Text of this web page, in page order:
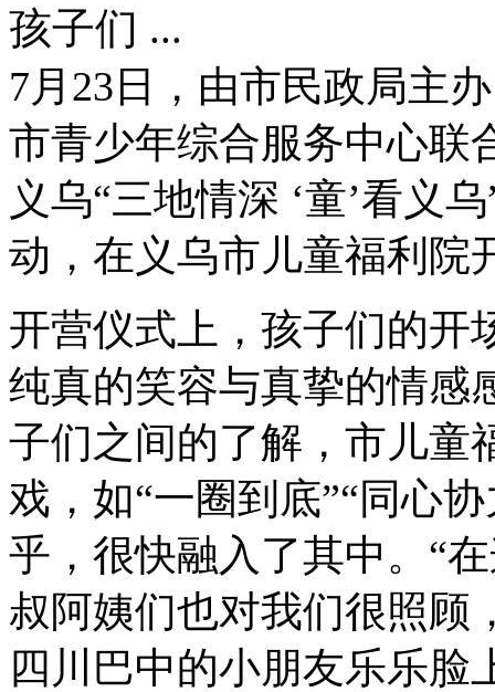
孩子们 ...
7月23日，由市民政局主
市青少年综合服务中心联
义乌“三地情深 ‘童’看义
动，在义乌市儿童福利院
开营仪式上，孩子们的开
纯真的笑容与真挚的情感
子们之间的了解，市儿童
戏，如“一圈到底”“同心
乎，很快融入了其中。“
叔阿姨们也对我们很照顾
四川巴中的小朋友乐乐脸